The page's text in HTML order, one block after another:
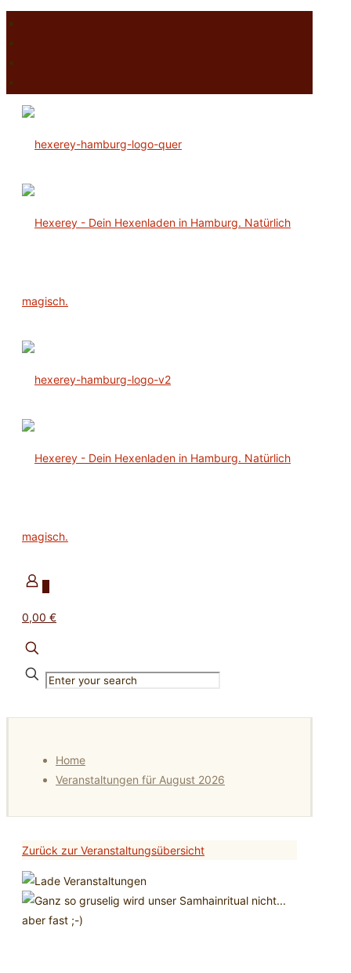
0,00 €
Home
Veranstaltungen für August 2026
Zurück zur Veranstaltungsübersicht